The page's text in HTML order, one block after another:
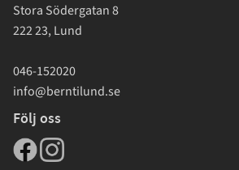
Stora Södergatan 8
222 23, Lund
046-152020
info@berntilund.se
Följ oss